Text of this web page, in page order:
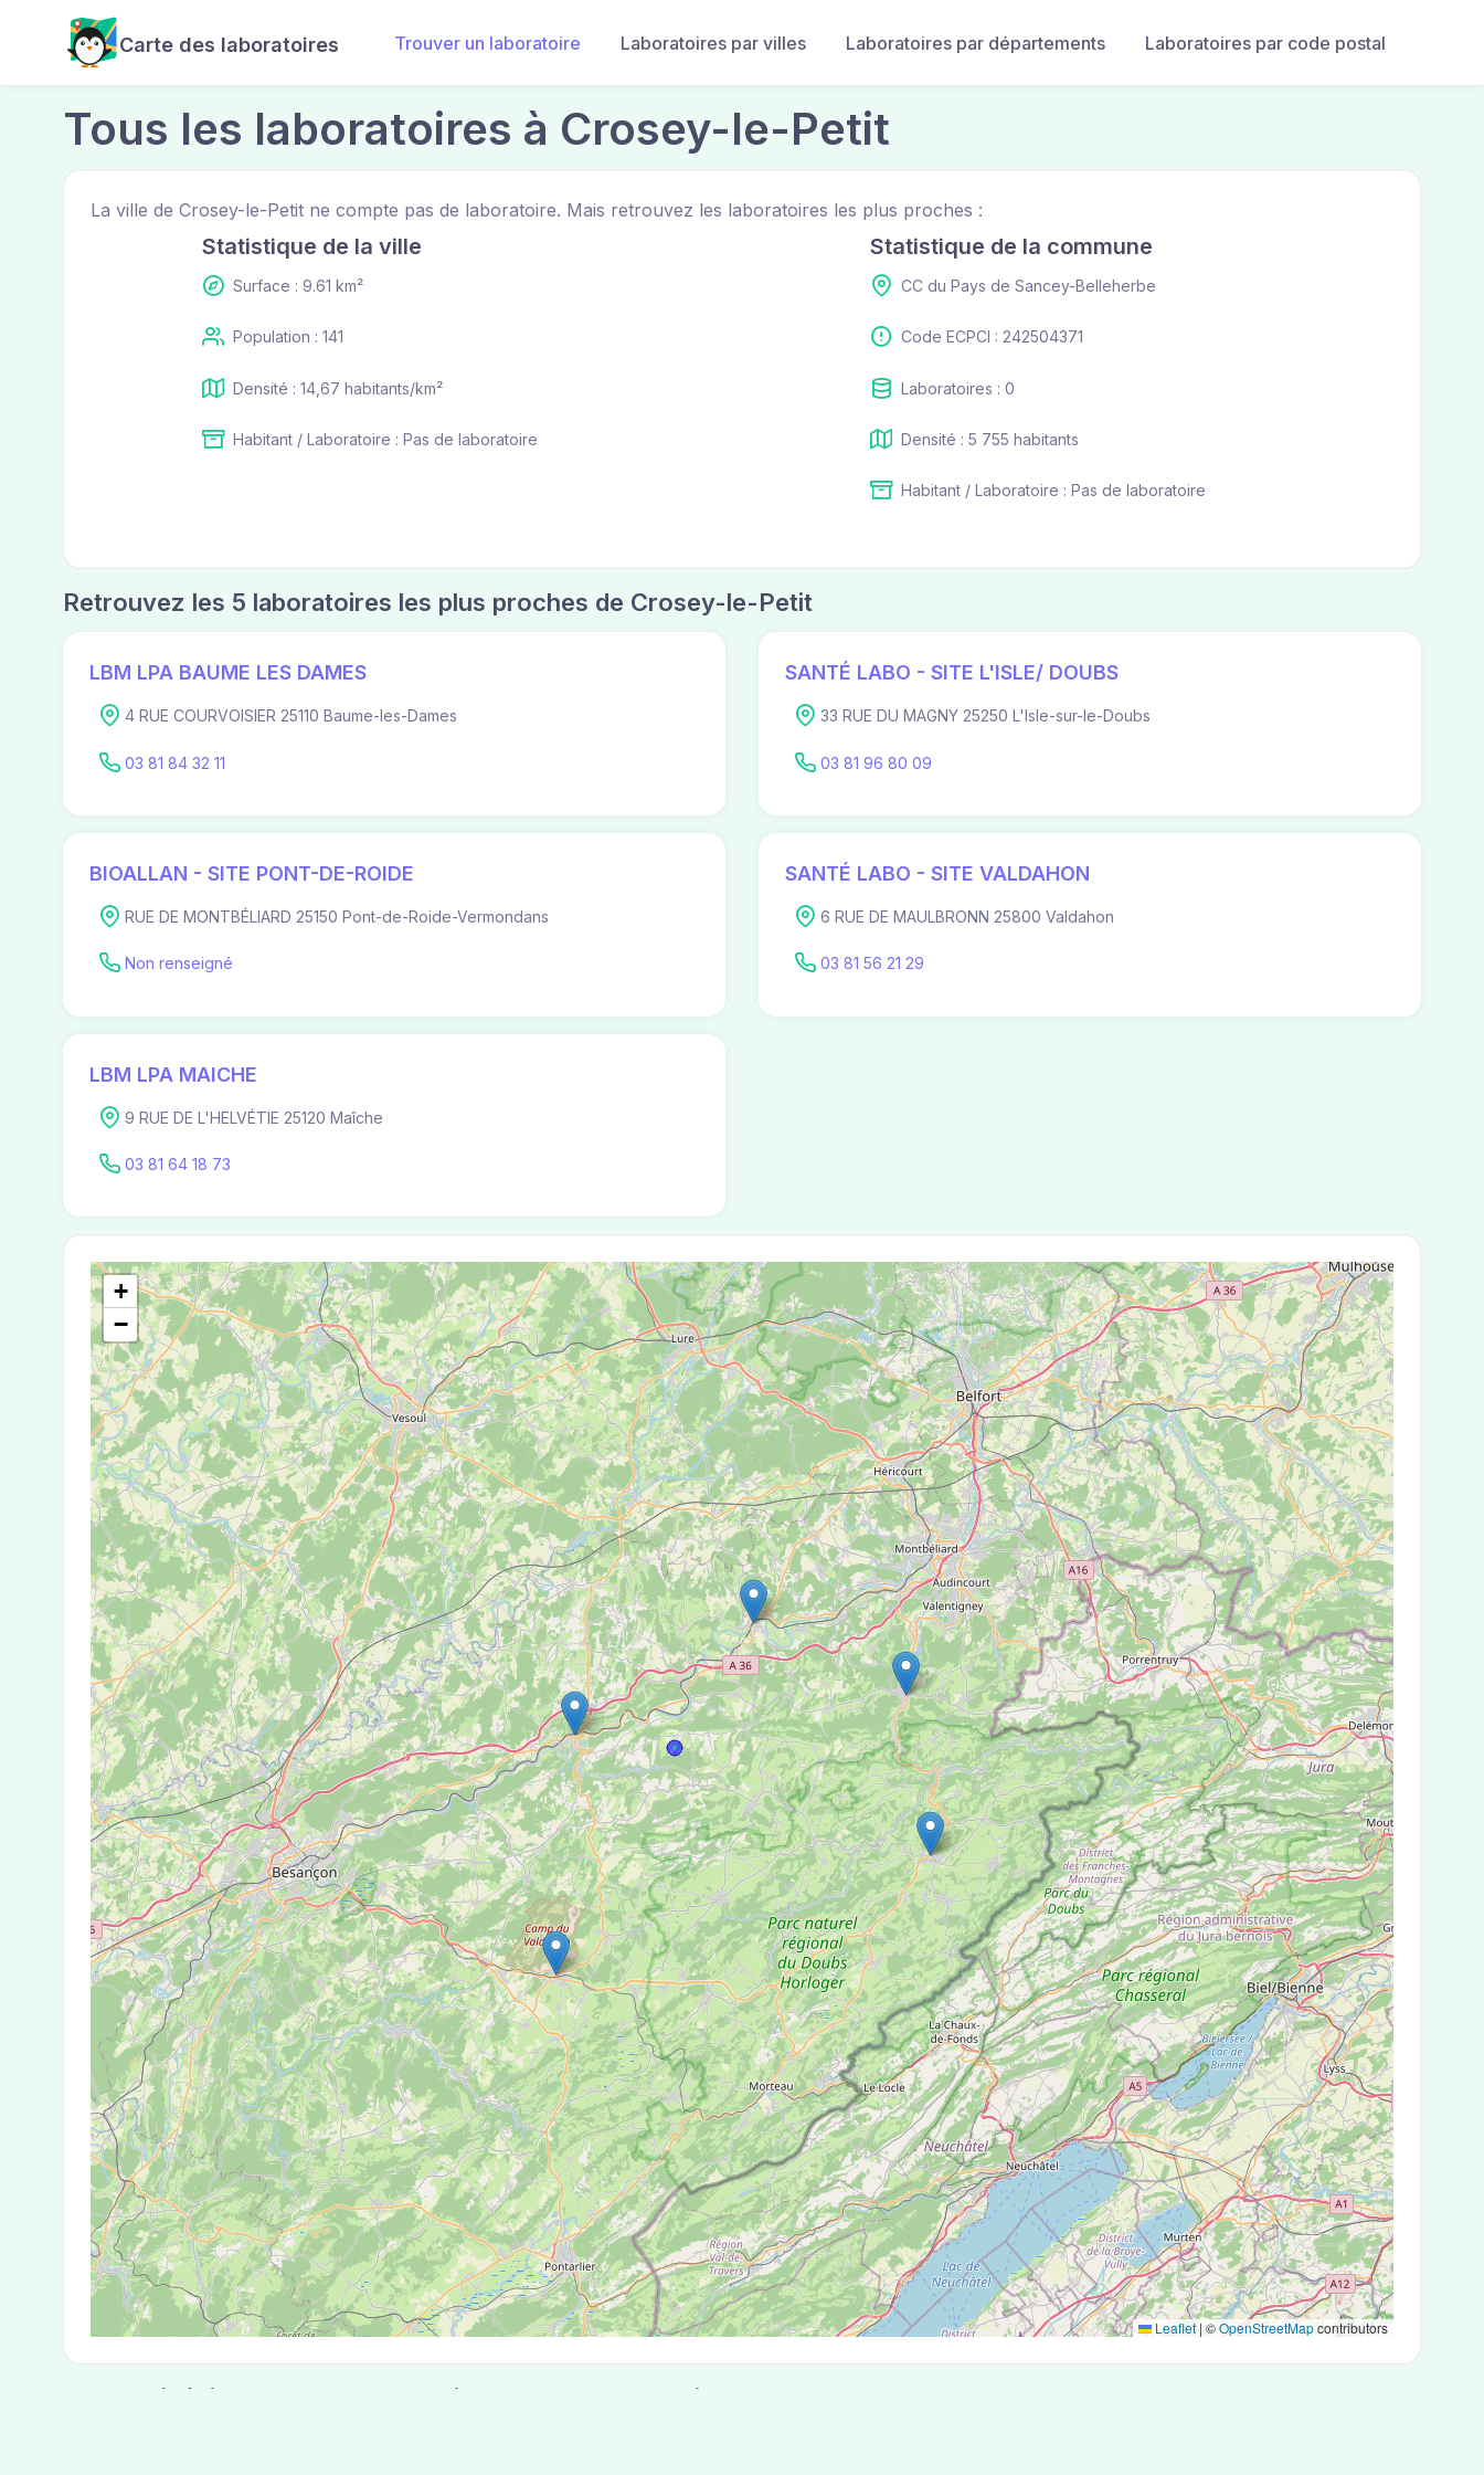
Carte des laboratoires Trouver un laboratoire Laboratoires par villes Laboratoires par départements Laboratoires par code postal
Tous les laboratoires à Crosey-le-Petit
La ville de Crosey-le-Petit ne compte pas de laboratoire. Mais retrouvez les laboratoires les plus proches :
Statistique de la ville
Surface : 9.61 km²
Population : 141
Densité : 14,67 habitants/km²
Habitant / Laboratoire : Pas de laboratoire
Statistique de la commune
CC du Pays de Sancey-Belleherbe
Code ECPCI : 242504371
Laboratoires : 0
Densité : 5 755 habitants
Habitant / Laboratoire : Pas de laboratoire
Retrouvez les 5 laboratoires les plus proches de Crosey-le-Petit
LBM LPA BAUME LES DAMES
4 RUE COURVOISIER 25110 Baume-les-Dames
03 81 84 32 11
SANTÉ LABO - SITE L'ISLE/ DOUBS
33 RUE DU MAGNY 25250 L'Isle-sur-le-Doubs
03 81 96 80 09
BIOALLAN - SITE PONT-DE-ROIDE
RUE DE MONTBÉLIARD 25150 Pont-de-Roide-Vermondans
Non renseigné
SANTÉ LABO - SITE VALDAHON
6 RUE DE MAULBRONN 25800 Valdahon
03 81 56 21 29
LBM LPA MAICHE
9 RUE DE L'HELVÉTIE 25120 Maîche
03 81 64 18 73
+
−
Leaflet | ©OpenStreetMapcontributors
Test Antigénique et PCR dans la ville de Crosey-le-Petit